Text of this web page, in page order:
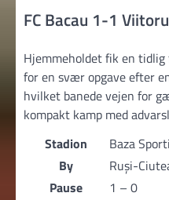
FC Bacau 1-1
Hjemmeholdet fik en
for en svær opgave efter
hvilket banede vejen for
kompakt kamp med
Stadion
Baza
By
Ruși-
Pause
1 – 0